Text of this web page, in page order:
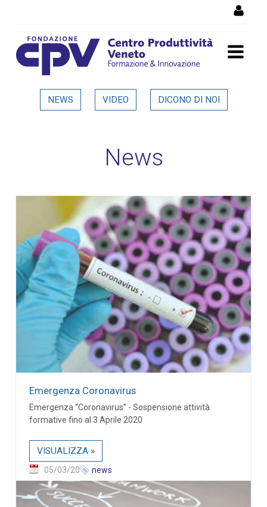
Dettaglio in evidenza
NEWS VIDEO DICONO DI NOI
News
Emergenza Coronavirus
Emergenza “Coronavirus” - Sospensione attività
formative fino al 3 Aprile 2020
VISUALIZZA »
05/03/20 news